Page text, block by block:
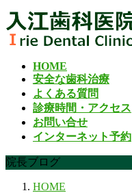
コ
ン
テ
ナ
ビ
ゲ
HOME
安全な歯科治療
よくある質問
診療時間・アクセス
お問い合せ
インターネット予約
院長ブログ
HOME